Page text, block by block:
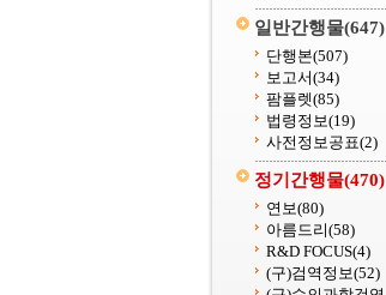
일반간행물(647)
단행본(507)
보고서(34)
팜플렛(85)
법령정보(19)
사전정보공표(2)
정기간행물(470)
연보(80)
아름드리(58)
R&D FOCUS(4)
(구)검역정보(52)